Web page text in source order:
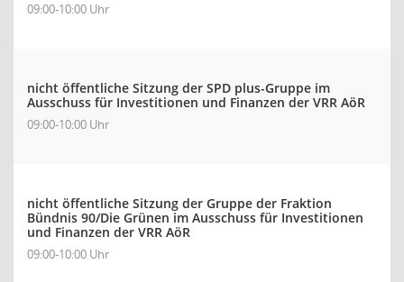
09:00-10:00 Uhr
nicht öffentliche Sitzung der SPD plus-Gruppe im
Ausschuss für Investitionen und Finanzen der VRR AöR
09:00-10:00 Uhr
nicht öffentliche Sitzung der Gruppe der Fraktion
Bündnis 90/Die Grünen im Ausschuss für Investitionen
und Finanzen der VRR AöR
09:00-10:00 Uhr